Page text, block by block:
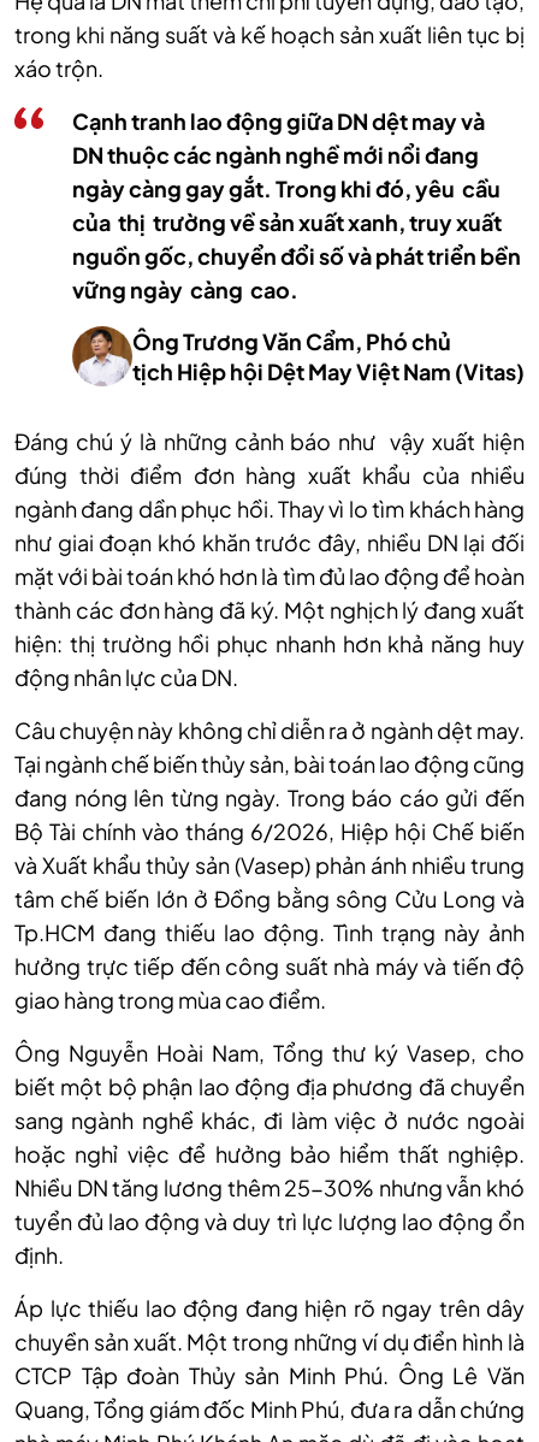
trong khi năng suất và kế hoạch sản xuất liên tục bị
xáo trộn.
Cạnh tranh lao động giữa DN dệt may và
DN thuộc các ngành nghề mới nổi đang
ngày càng gay gắt. Trong khi đó, yêu cầu
của thị trường về sản xuất xanh, truy xuất
nguồn gốc, chuyển đổi số và phát triển bền
vững ngày càng cao.
Ông Trương Văn Cẩm, Phó chủ
tịch Hiệp hội Dệt May Việt Nam (Vitas)
Đáng chú ý là những cảnh báo như vậy xuất hiện
đúng thời điểm đơn hàng xuất khẩu của nhiều
ngành đang dần phục hồi. Thay vì lo tìm khách hàng
như giai đoạn khó khăn trước đây, nhiều DN lại đối
mặt với bài toán khó hơn là tìm đủ lao động để hoàn
thành các đơn hàng đã ký. Một nghịch lý đang xuất
hiện: thị trường hồi phục nhanh hơn khả năng huy
động nhân lực của DN.
Câu chuyện này không chỉ diễn ra ở ngành dệt may.
Tại ngành chế biến thủy sản, bài toán lao động cũng
đang nóng lên từng ngày. Trong báo cáo gửi đến
Bộ Tài chính vào tháng 6/2026, Hiệp hội Chế biến
và Xuất khẩu thủy sản (Vasep) phản ánh nhiều trung
tâm chế biến lớn ở Đồng bằng sông Cửu Long và
Tp.HCM đang thiếu lao động. Tình trạng này ảnh
hưởng trực tiếp đến công suất nhà máy và tiến độ
giao hàng trong mùa cao điểm.
Ông Nguyễn Hoài Nam, Tổng thư ký Vasep, cho
biết một bộ phận lao động địa phương đã chuyển
sang ngành nghề khác, đi làm việc ở nước ngoài
hoặc nghỉ việc để hưởng bảo hiểm thất nghiệp.
Nhiều DN tăng lương thêm 25-30% nhưng vẫn khó
tuyển đủ lao động và duy trì lực lượng lao động ổn
định.
Áp lực thiếu lao động đang hiện rõ ngay trên dây
chuyền sản xuất. Một trong những ví dụ điển hình là
CTCP Tập đoàn Thủy sản Minh Phú. Ông Lê Văn
Quang, Tổng giám đốc Minh Phú, đưa ra dẫn chứng